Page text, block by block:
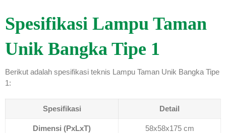
Spesifikasi Lampu Taman
Unik Bangka Tipe 1
Berikut adalah spesifikasi teknis Lampu Taman Unik Bangka Tipe
1:
Spesifikasi Detail
Dimensi (PxLxT) 58x58x175 cm